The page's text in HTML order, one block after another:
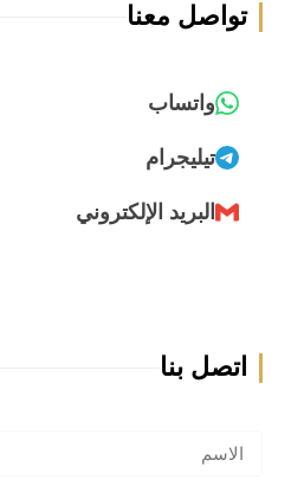
تواصل معنا
واتساب
تيليجرام
البريد الإلكتروني
اتصل بنا